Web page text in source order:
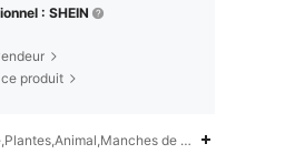
: SHEIN
produit
de bras